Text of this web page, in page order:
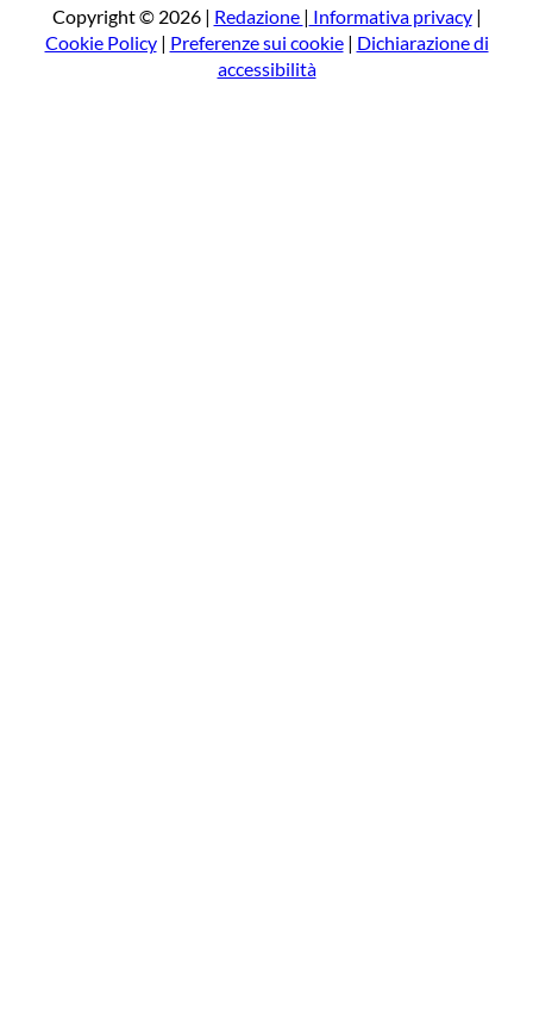
a
Copyright © 2026 | Redazione | Informativa privacy|
Cookie Policy| Preferenze sui cookie| Dichiarazione di
accessibilità